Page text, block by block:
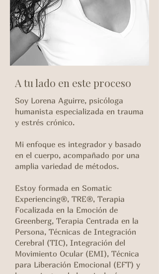
A tu lado en este proceso
Soy Lorena Aguirre, psicóloga
humanista especializada en trauma
y estrés crónico.
Mi enfoque es integrador y basado
en el cuerpo, acompañado por una
amplia variedad de métodos.
Estoy formada en Somatic
Experiencing®, TRE®, Terapia
Focalizada en la Emoción de
Greenberg, Terapia Centrada en la
Persona, Técnicas de Integración
Cerebral (TIC), Integración del
Movimiento Ocular (EMI), Técnica
para Liberación Emocional (EFT) y